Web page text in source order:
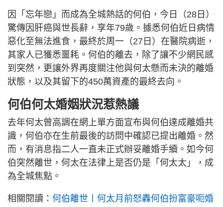
因「忘年戀」而成為全城熱話的何伯，今日（28日）
驚傳因肝癌與世長辭，享年79歲。據悉何伯近日病情
惡化至無法進食，最終於周一（27日）在醫院病逝，
其家人已獲悉噩耗。何伯的離去，除了讓不少網民感
到突然，更讓外界再度關注他與何太懸而未決的離婚
狀態，以及其留下的450萬資產的最終去向。
何伯何太婚姻狀況惹熱議
去年何太曾高調在網上單方面宣布與何伯達成離婚共
識，何伯亦在生前最後的訪問中確認已提出離婚。然
而，有消息指二人一直未正式辦妥離婚手續。如今何
伯突然離世，何太在法律上是否仍是「何太太」，成
為全城焦點。
相關閱讀： 何伯離世丨何太月前怒轟何伯扮富豪呃婚